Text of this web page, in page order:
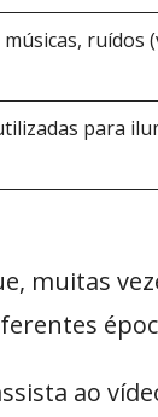
ruídos
para
muitas
ao